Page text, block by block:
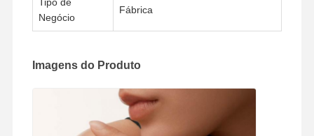
Casos Blogue
Solicite Um
Negócio
Fábrica
Imagens do Produto